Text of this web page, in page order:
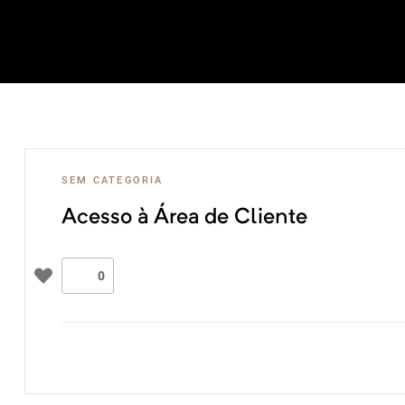
SEM CATEGORIA
Acesso à Área de Cliente
0